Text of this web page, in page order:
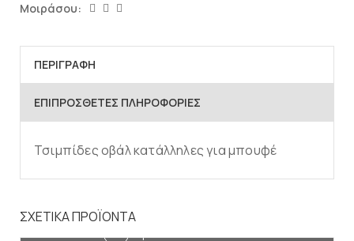
Μοιράσου:
ΠΕΡΙΓΡΑΦΉ
ΕΠΙΠΡΌΣΘΕΤΕΣ ΠΛΗΡΟΦΟΡΊΕΣ
Τσιμπίδες οβάλ κατάλληλες για μπουφέ
ΣΧΕΤΙΚΆ ΠΡΟΪΌΝΤΑ